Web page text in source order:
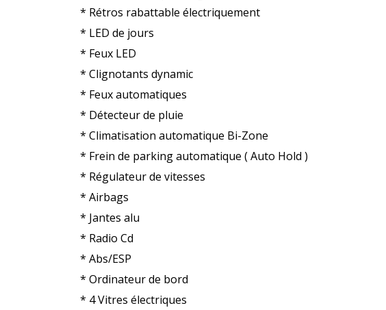
* Rétros rabattable électriquement
* LED de jours
* Feux LED
* Clignotants dynamic
* Feux automatiques
* Détecteur de pluie
* Climatisation automatique Bi-Zone
* Frein de parking automatique ( Auto Hold )
* Régulateur de vitesses
* Airbags
* Jantes alu
* Radio Cd
* Abs/ESP
* Ordinateur de bord
* 4 Vitres électriques